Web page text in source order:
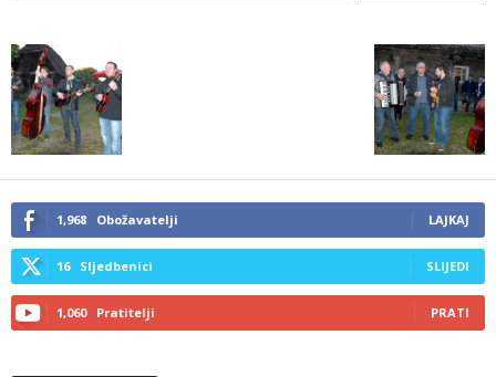
1,968 Obožavatelji LAJKAJ
16 Sljedbenici SLIJEDI
1,060 Pratitelji PRATI